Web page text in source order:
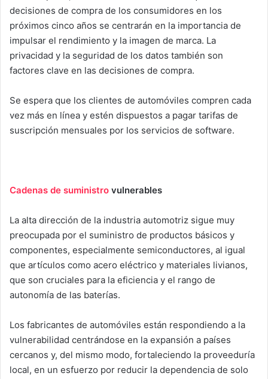
decisiones de compra de los consumidores en los
próximos cinco años se centrarán en la importancia de
impulsar el rendimiento y la imagen de marca. La
privacidad y la seguridad de los datos también son
factores clave en las decisiones de compra.
Se espera que los clientes de automóviles compren cada
vez más en línea y estén dispuestos a pagar tarifas de
suscripción mensuales por los servicios de software.
Cadenas de suministro vulnerables
La alta dirección de la industria automotriz sigue muy
preocupada por el suministro de productos básicos y
componentes, especialmente semiconductores, al igual
que artículos como acero eléctrico y materiales livianos,
que son cruciales para la eficiencia y el rango de
autonomía de las baterías.
Los fabricantes de automóviles están respondiendo a la
vulnerabilidad centrándose en la expansión a países
cercanos y, del mismo modo, fortaleciendo la proveeduría
local, en un esfuerzo por reducir la dependencia de solo